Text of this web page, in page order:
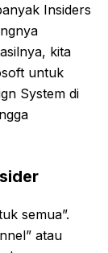
Insiders
kita
untuk
System di
semua”.
atau